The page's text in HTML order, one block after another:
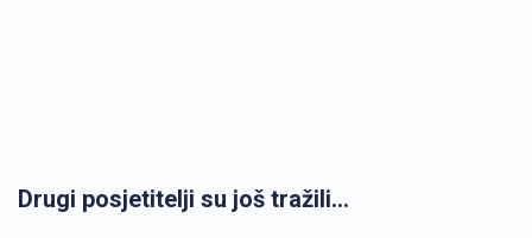
Drugi posjetitelji su još tražili...